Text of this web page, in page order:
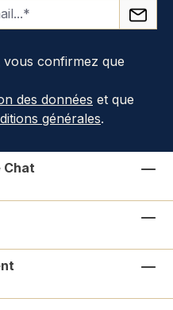
vous confirmez que
des données et que
générales.
Chat